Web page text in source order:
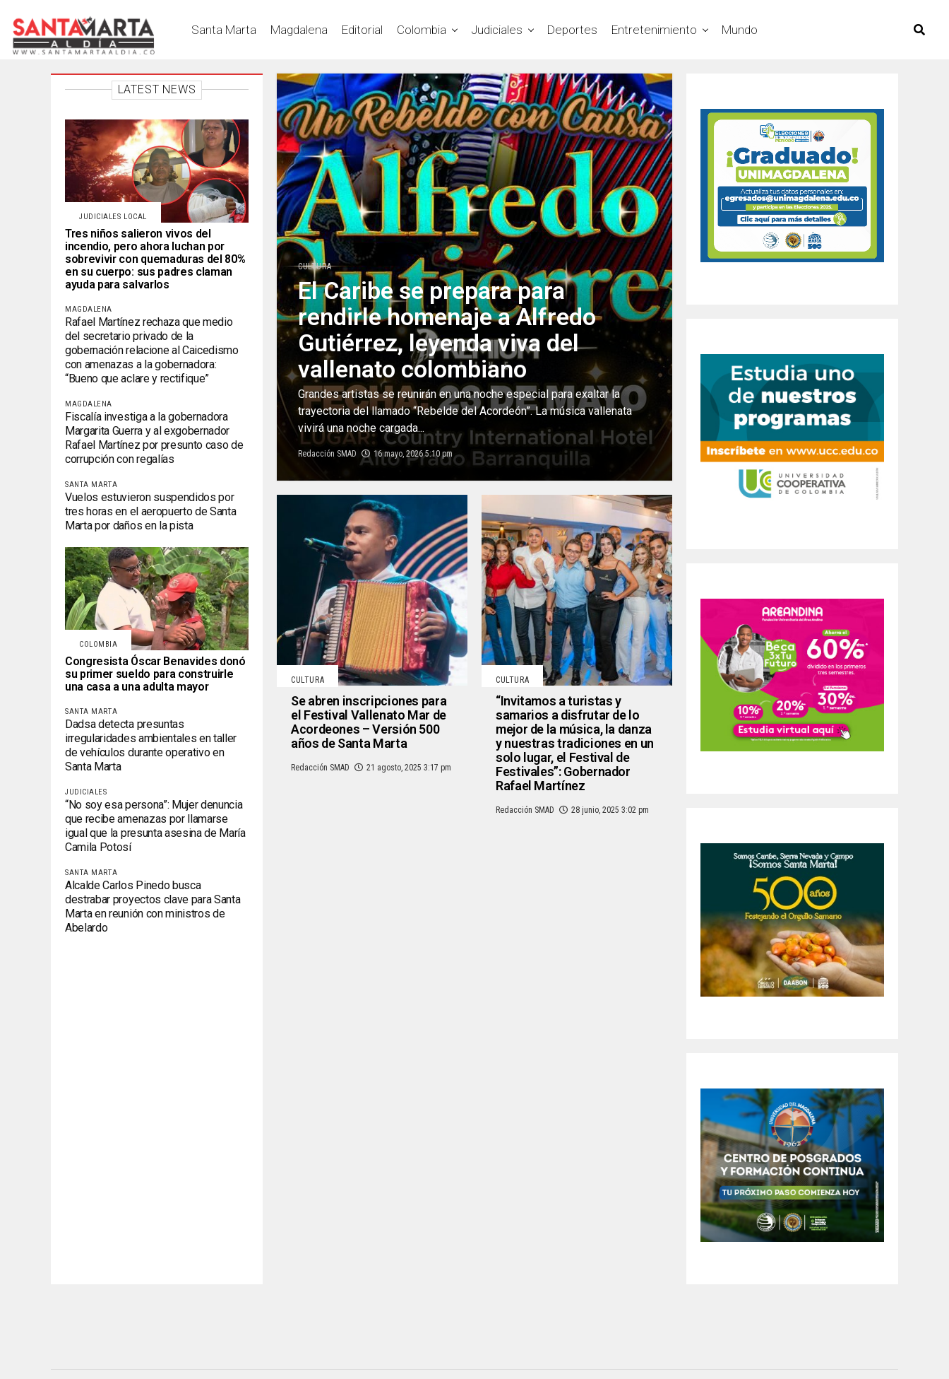
Santa Marta Magdalena Editorial Colombia Judiciales Deportes Entretenimiento Mundo
CULTURA
El Caribe se prepara para
rendirle homenaje a Alfredo
Gutiérrez, leyenda viva del
vallenato colombiano
Grandes artistas se reunirán en una noche especial para exaltar la
trayectoria del llamado “Rebelde del Acordeón”. La música vallenata
vivirá una noche cargada...
Redacción SMAD 16 mayo, 2026 5:10 pm
CULTURA
Se abren inscripciones para
el Festival Vallenato Mar de
Acordeones – Versión 500
años de Santa Marta
Redacción SMAD 21 agosto, 2025 3:17 pm
CULTURA
“Invitamos a turistas y
samarios a disfrutar de lo
mejor de la música, la danza
y nuestras tradiciones en un
solo lugar, el Festival de
Festivales”: Gobernador
Rafael Martínez
Redacción SMAD 28 junio, 2025 3:02 pm
LATEST NEWS
JUDICIALES LOCAL
Tres niños salieron vivos del
incendio, pero ahora luchan por
sobrevivir con quemaduras del 80%
en su cuerpo: sus padres claman
ayuda para salvarlos
MAGDALENA
Rafael Martínez rechaza que medio
del secretario privado de la
gobernación relacione al Caicedismo
con amenazas a la gobernadora:
“Bueno que aclare y rectifique”
MAGDALENA
Fiscalía investiga a la gobernadora
Margarita Guerra y al exgobernador
Rafael Martínez por presunto caso de
corrupción con regalías
SANTA MARTA
Vuelos estuvieron suspendidos por
tres horas en el aeropuerto de Santa
Marta por daños en la pista
COLOMBIA
Congresista Óscar Benavides donó
su primer sueldo para construirle
una casa a una adulta mayor
SANTA MARTA
Dadsa detecta presuntas
irregularidades ambientales en taller
de vehículos durante operativo en
Santa Marta
JUDICIALES
“No soy esa persona”: Mujer denuncia
que recibe amenazas por llamarse
igual que la presunta asesina de María
Camila Potosí
SANTA MARTA
Alcalde Carlos Pinedo busca
destrabar proyectos clave para Santa
Marta en reunión con ministros de
Abelardo